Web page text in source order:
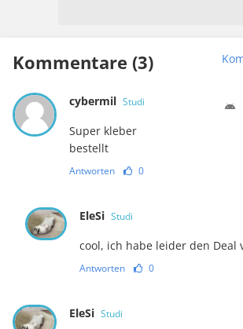
Kommentare (3)
cybermil Studi
Super kleber
bestellt
Antworten 0
EleSi Studi
cool, ich habe leider den Deal
Antworten 0
EleSi Studi